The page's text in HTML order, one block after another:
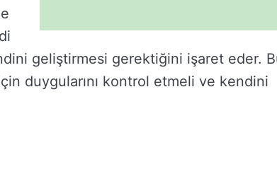
geliştirmesi gerektiğini işaret eder.
duygularını kontrol etmeli ve kendini